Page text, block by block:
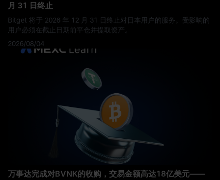
月 31 日终止
Bitget 将于 2026 年 12 月 31 日终止对日本用户的服务。受影响的
用户必须在截止日期前平仓并提取资产。
2026/08/04
万事达完成对BVNK的收购，交易金额高达18亿美元——